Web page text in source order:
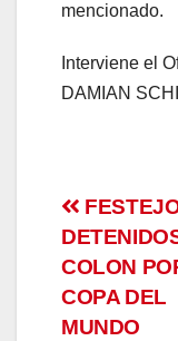
mencionado.
Interviene el
DAMIAN
de
COLON
COPA DEL
MUNDO